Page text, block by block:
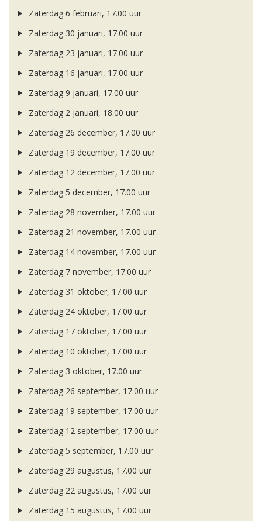
Zaterdag 6 februari, 17.00 uur
Zaterdag 30 januari, 17.00 uur
Zaterdag 23 januari, 17.00 uur
Zaterdag 16 januari, 17.00 uur
Zaterdag 9 januari, 17.00 uur
Zaterdag 2 januari, 18.00 uur
Zaterdag 26 december, 17.00 uur
Zaterdag 19 december, 17.00 uur
Zaterdag 12 december, 17.00 uur
Zaterdag 5 december, 17.00 uur
Zaterdag 28 november, 17.00 uur
Zaterdag 21 november, 17.00 uur
Zaterdag 14 november, 17.00 uur
Zaterdag 7 november, 17.00 uur
Zaterdag 31 oktober, 17.00 uur
Zaterdag 24 oktober, 17.00 uur
Zaterdag 17 oktober, 17.00 uur
Zaterdag 10 oktober, 17.00 uur
Zaterdag 3 oktober, 17.00 uur
Zaterdag 26 september, 17.00 uur
Zaterdag 19 september, 17.00 uur
Zaterdag 12 september, 17.00 uur
Zaterdag 5 september, 17.00 uur
Zaterdag 29 augustus, 17.00 uur
Zaterdag 22 augustus, 17.00 uur
Zaterdag 15 augustus, 17.00 uur